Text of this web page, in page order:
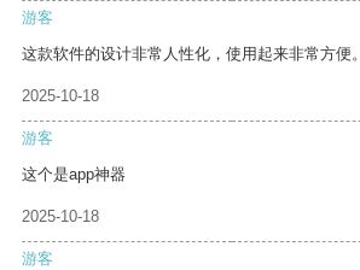
游客
这款软件的设计非常人性化，使用起来非常方便。
2025-10-18
游客
这个是app神器
2025-10-18
游客